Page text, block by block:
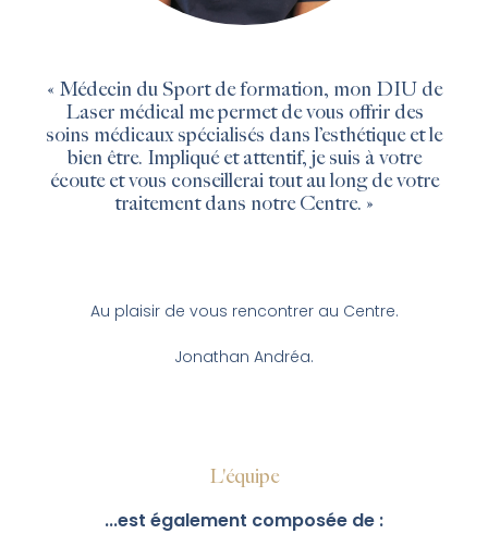
« Médecin du Sport de formation, mon DIU de
Laser médical me permet de vous offrir des
soins médicaux spécialisés dans l’esthétique et le
bien être. Impliqué et attentif, je suis à votre
écoute et vous conseillerai tout au long de votre
traitement dans notre Centre. »
Au plaisir de vous rencontrer au Centre.
Jonathan Andréa.
L'équipe
...est également composée de :